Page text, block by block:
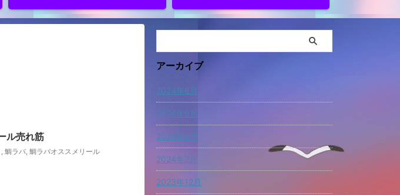
ル売れ筋
, 鯛ラバ, 鯛ラバオススメリール
アーカイブ
2024年6月
2024年5月
2024年4月
2024年2月
2023年12月